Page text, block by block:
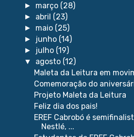
► março (28)
► abril (23)
► maio (25)
► junho (14)
► julho (19)
▼ agosto (12)
Maleta da Leitura em
Comemoração do
Projeto Maleta da Leitura
Feliz dia dos pais!
EREF Cabrobó é
Nestlé, ...